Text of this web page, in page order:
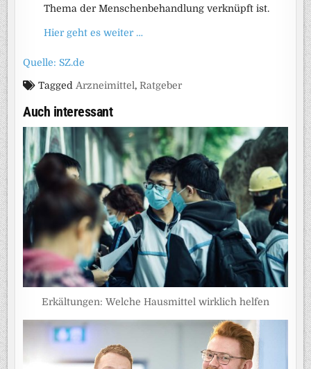
Thema der Menschenbehandlung verknüpft ist.
Hier geht es weiter …
Quelle: SZ.de
Tagged Arzneimittel,Ratgeber
Auch interessant
Erkältungen: Welche Hausmittel wirklich helfen